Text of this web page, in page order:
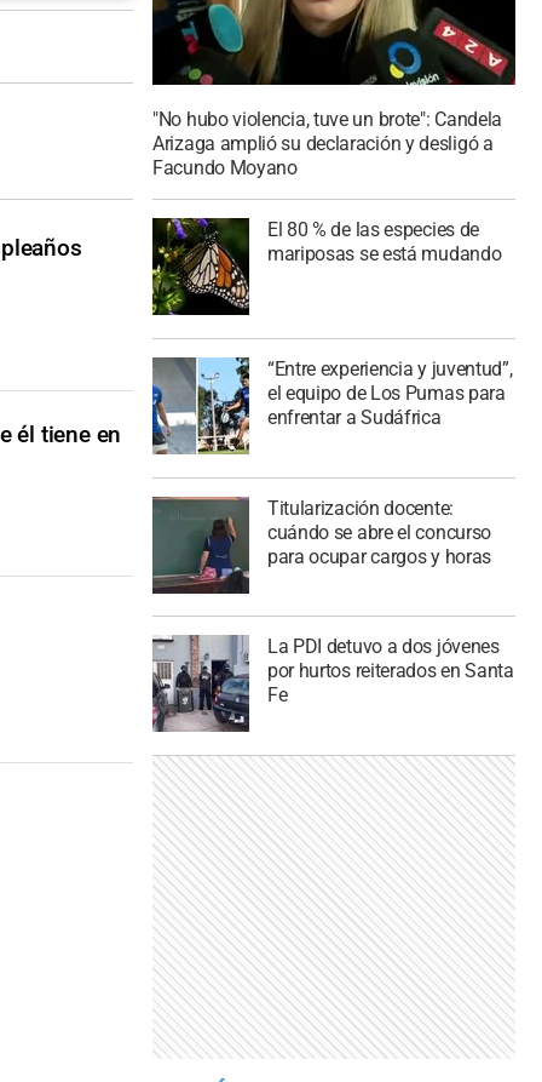
él tiene en
"No hubo violencia, tuve un brote": Candela
Arizaga amplió su declaración y desligó a
Facundo Moyano
El 80 % de las especies de
mariposas se está mudando
“Entre experiencia y juventud”,
el equipo de Los Pumas para
enfrentar a Sudáfrica
Titularización docente:
cuándo se abre el concurso
para ocupar cargos y horas
La PDI detuvo a dos jóvenes
por hurtos reiterados en Santa
Fe